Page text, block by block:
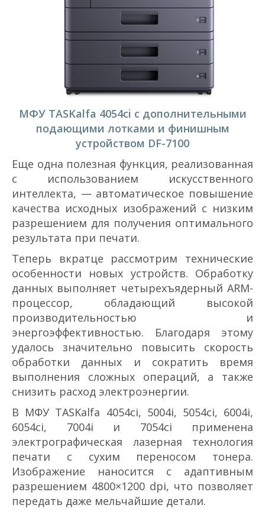
МФУ TASKalfa 4054ci с дополнительными
подающими лотками и финишным
устройством DF-7100
Еще одна полезная функция, реализованная
с использованием искусственного
интеллекта, — автоматическое повышение
качества исходных изображений с низким
разрешением для получения оптимального
результата при печати.
Теперь вкратце рассмотрим технические
особенности новых устройств. Обработку
данных выполняет четырехъядерный ARM­
процессор, обладающий высокой
производительностью и
энергоэффективностью. Благодаря этому
удалось значительно повысить скорость
обработки данных и сократить время
выполнения сложных операций, а также
снизить расход электроэнергии.
В МФУ TASKalfa 4054ci, 5004i, 5054ci, 6004i,
6054ci, 7004i и 7054ci применена
электрографическая лазерная технология
печати с сухим переносом тонера.
Изображение наносится с адаптивным
разрешением 4800×1200 dpi, что позволяет
передать даже мельчайшие детали.